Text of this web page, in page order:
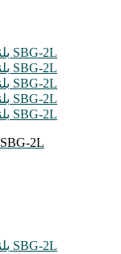
بلندر 2 لیتری 2800 وات لمسی اسمارت مدل SBG-2L